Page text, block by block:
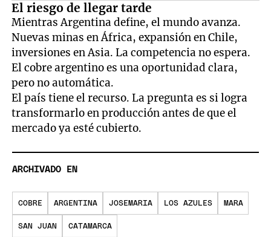
El riesgo de llegar tarde
Mientras Argentina define, el mundo avanza.
Nuevas minas en África, expansión en Chile,
inversiones en Asia. La competencia no espera.
El cobre argentino es una oportunidad clara,
pero no automática.
El país tiene el recurso. La pregunta es si logra
transformarlo en producción antes de que el
mercado ya esté cubierto.
ARCHIVADO EN
COBRE ARGENTINA JOSEMARIA LOS AZULES MARA
SAN JUAN CATAMARCA